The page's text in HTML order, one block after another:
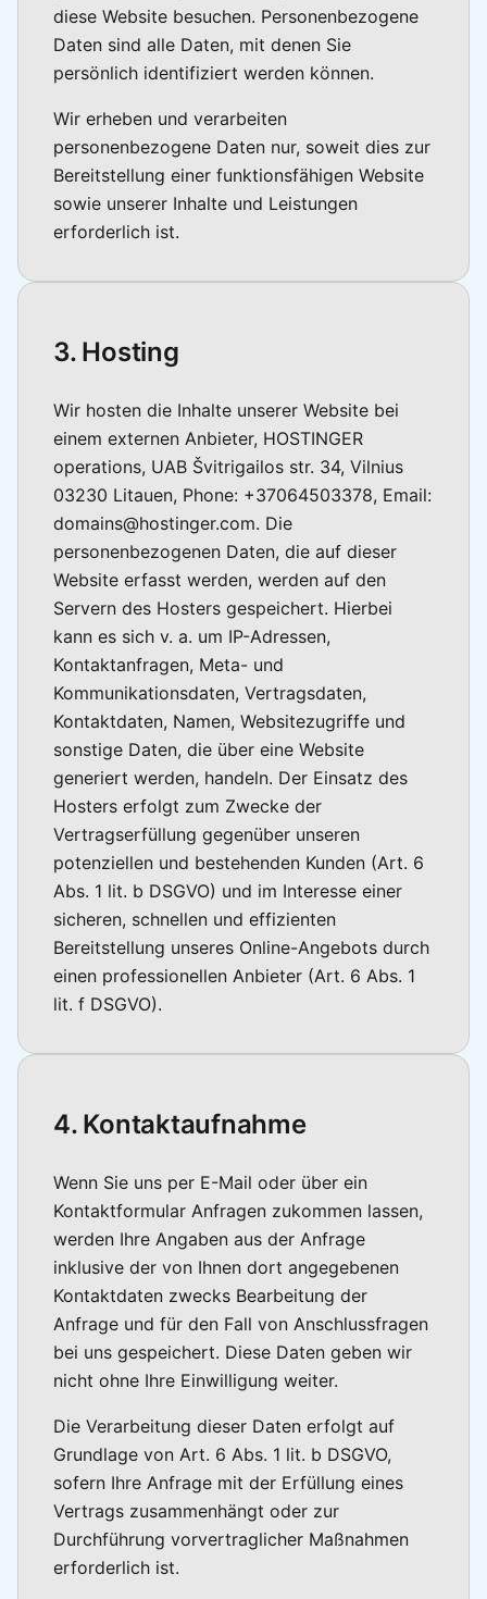
diese Website besuchen. Personenbezogene
Daten sind alle Daten, mit denen Sie
persönlich identifiziert werden können.
Wir erheben und verarbeiten
personenbezogene Daten nur, soweit dies zur
Bereitstellung einer funktionsfähigen Website
sowie unserer Inhalte und Leistungen
erforderlich ist.
3. Hosting
Wir hosten die Inhalte unserer Website bei
einem externen Anbieter, HOSTINGER
operations, UAB Švitrigailos str. 34, Vilnius
03230 Litauen, Phone: +37064503378, Email:
domains@hostinger.com. Die
personenbezogenen Daten, die auf dieser
Website erfasst werden, werden auf den
Servern des Hosters gespeichert. Hierbei
kann es sich v. a. um IP-Adressen,
Kontaktanfragen, Meta- und
Kommunikationsdaten, Vertragsdaten,
Kontaktdaten, Namen, Websitezugriffe und
sonstige Daten, die über eine Website
generiert werden, handeln. Der Einsatz des
Hosters erfolgt zum Zwecke der
Vertragserfüllung gegenüber unseren
potenziellen und bestehenden Kunden (Art. 6
Abs. 1 lit. b DSGVO) und im Interesse einer
sicheren, schnellen und effizienten
Bereitstellung unseres Online-Angebots durch
einen professionellen Anbieter (Art. 6 Abs. 1
lit. f DSGVO).
4. Kontaktaufnahme
Wenn Sie uns per E-Mail oder über ein
Kontaktformular Anfragen zukommen lassen,
werden Ihre Angaben aus der Anfrage
inklusive der von Ihnen dort angegebenen
Kontaktdaten zwecks Bearbeitung der
Anfrage und für den Fall von Anschlussfragen
bei uns gespeichert. Diese Daten geben wir
nicht ohne Ihre Einwilligung weiter.
Die Verarbeitung dieser Daten erfolgt auf
Grundlage von Art. 6 Abs. 1 lit. b DSGVO,
sofern Ihre Anfrage mit der Erfüllung eines
Vertrags zusammenhängt oder zur
Durchführung vorvertraglicher Maßnahmen
erforderlich ist.